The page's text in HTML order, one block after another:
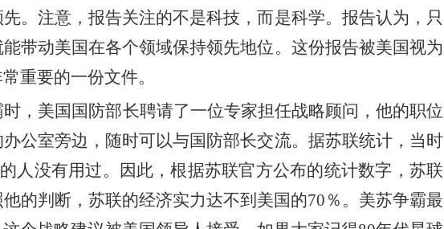
。注意，报告关注的不是科技，而是科学。报告认为，只
带动美国在各个领域保持领先地位。这份报告被美国视为
重要的一份文件。
，美国国防部长聘请了一位专家担任战略顾问，他的职位
公室旁边，随时可以与国防部长交流。据苏联统计，当时
人没有用过。因此，根据苏联官方公布的统计数字，苏联
的判断，苏联的经济实力达不到美国的70％ 。 美苏争霸最